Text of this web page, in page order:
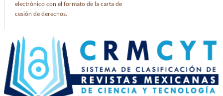
electrónico con el formato de la carta de
cesión de derechos.